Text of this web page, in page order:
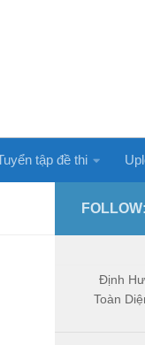
tập đề thi
FOLLOW:
Định
Toàn